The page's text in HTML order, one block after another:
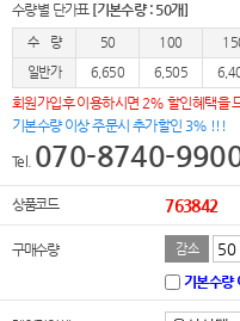
수량별 단가표 [기본수량 : 50개]
수 량 50 100
일반가
6,650 6,505
회원가입후 이용하시면 2% 할인혜택을
기본수량 이상 주문시 추가할인 3% !!!
Tel. 070-8740-
상품코드 763842
구매수량 감소
기본수량